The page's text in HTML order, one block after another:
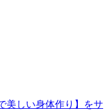
美しい身体作り】をサ